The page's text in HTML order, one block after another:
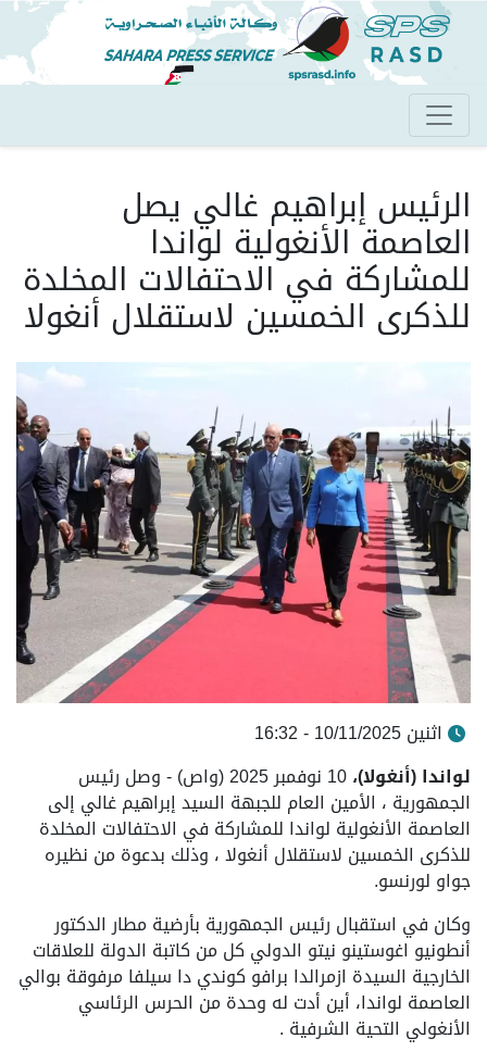
تجاوز
إلى
المحتوى
الرئيسي
الرئيس إبراهيم غالي يصل
العاصمة الأنغولية لواندا
للمشاركة في الاحتفالات المخلدة
للذكرى الخمسين لاستقلال أنغولا
اثنين 10/11/2025 - 16:32
لواندا (أنغولا)،
10 نوفمبر 2025 (واص) - وصل رئيس
الجمهورية ، الأمين العام للجبهة السيد إبراهيم غالي إلى
العاصمة الأنغولية لواندا للمشاركة في الاحتفالات المخلدة
للذكرى الخمسين لاستقلال أنغولا ، وذلك بدعوة من نظيره
جواو لورنسو.
وكان في استقبال رئيس الجمهورية بأرضية مطار الدكتور
أنطونيو اغوستينو نيتو الدولي كل من كاتبة الدولة للعلاقات
الخارجية السيدة ازمرالدا برافو كوندي دا سيلفا مرفوقة بوالي
العاصمة لواندا، أين أدت له وحدة من الحرس الرئاسي
الأنغولي التحية الشرفية .